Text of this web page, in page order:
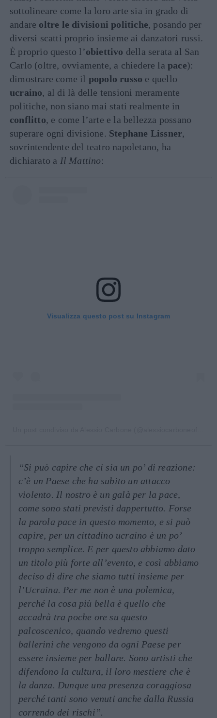
sottolineare come la loro arte sia in grado di
andare oltre le divisioni politiche, posando per
diversi scatti proprio insieme ai danzatori russi.
È proprio questo l’obiettivo della serata al San
Carlo (oltre, ovviamente, a chiedere lapace):
dimostrare come il popolo russo e quello
ucraino, al di là delle tensioni meramente
politiche, non siano mai stati realmente in
conflitto, e come l’arte e la bellezza possano
superare ogni divisione. Stephane Lissner,
sovrintendente del teatro napoletano, ha
dichiarato a Il Mattino:
Visualizza questo post su Instagram
“Si può capire che ci sia un po’ di reazione:
c’è un Paese che ha subito un attacco
violento. Il nostro è un galà per la pace,
come sono stati previsti dappertutto. Forse
la parola pace in questo momento, e si può
capire, per un cittadino ucraino è un po’
troppo semplice. E per questo abbiamo dato
un titolo più forte all’evento, e così abbiamo
deciso di dire che siamo tutti insieme per
l’Ucraina. Per me non è una polemica,
perché la cosa più bella è quello che
accadrà tra poche ore su questo
palcoscenico, quando vedremo questi
ballerini che vengono da ogni Paese per
essere insieme per ballare. Sono artisti che
difendono la cultura, il loro mestiere che è
la danza. Dunque una presenza coraggiosa
perché tanti sono venuti anche dalla Russia
correndo dei rischi”.